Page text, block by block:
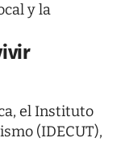
y la
el Instituto
(IDECUT),